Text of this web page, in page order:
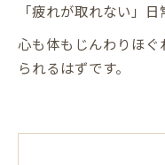
「疲れが取れない」日
心も体もじんわりほ
られるはずです。